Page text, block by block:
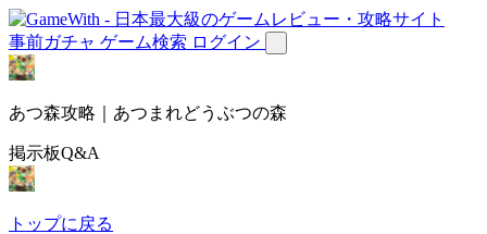
事前ガチャ ゲーム検索 ログイン
あつ森攻略｜あつまれどうぶつの森
掲示板Q&A
トップに戻る